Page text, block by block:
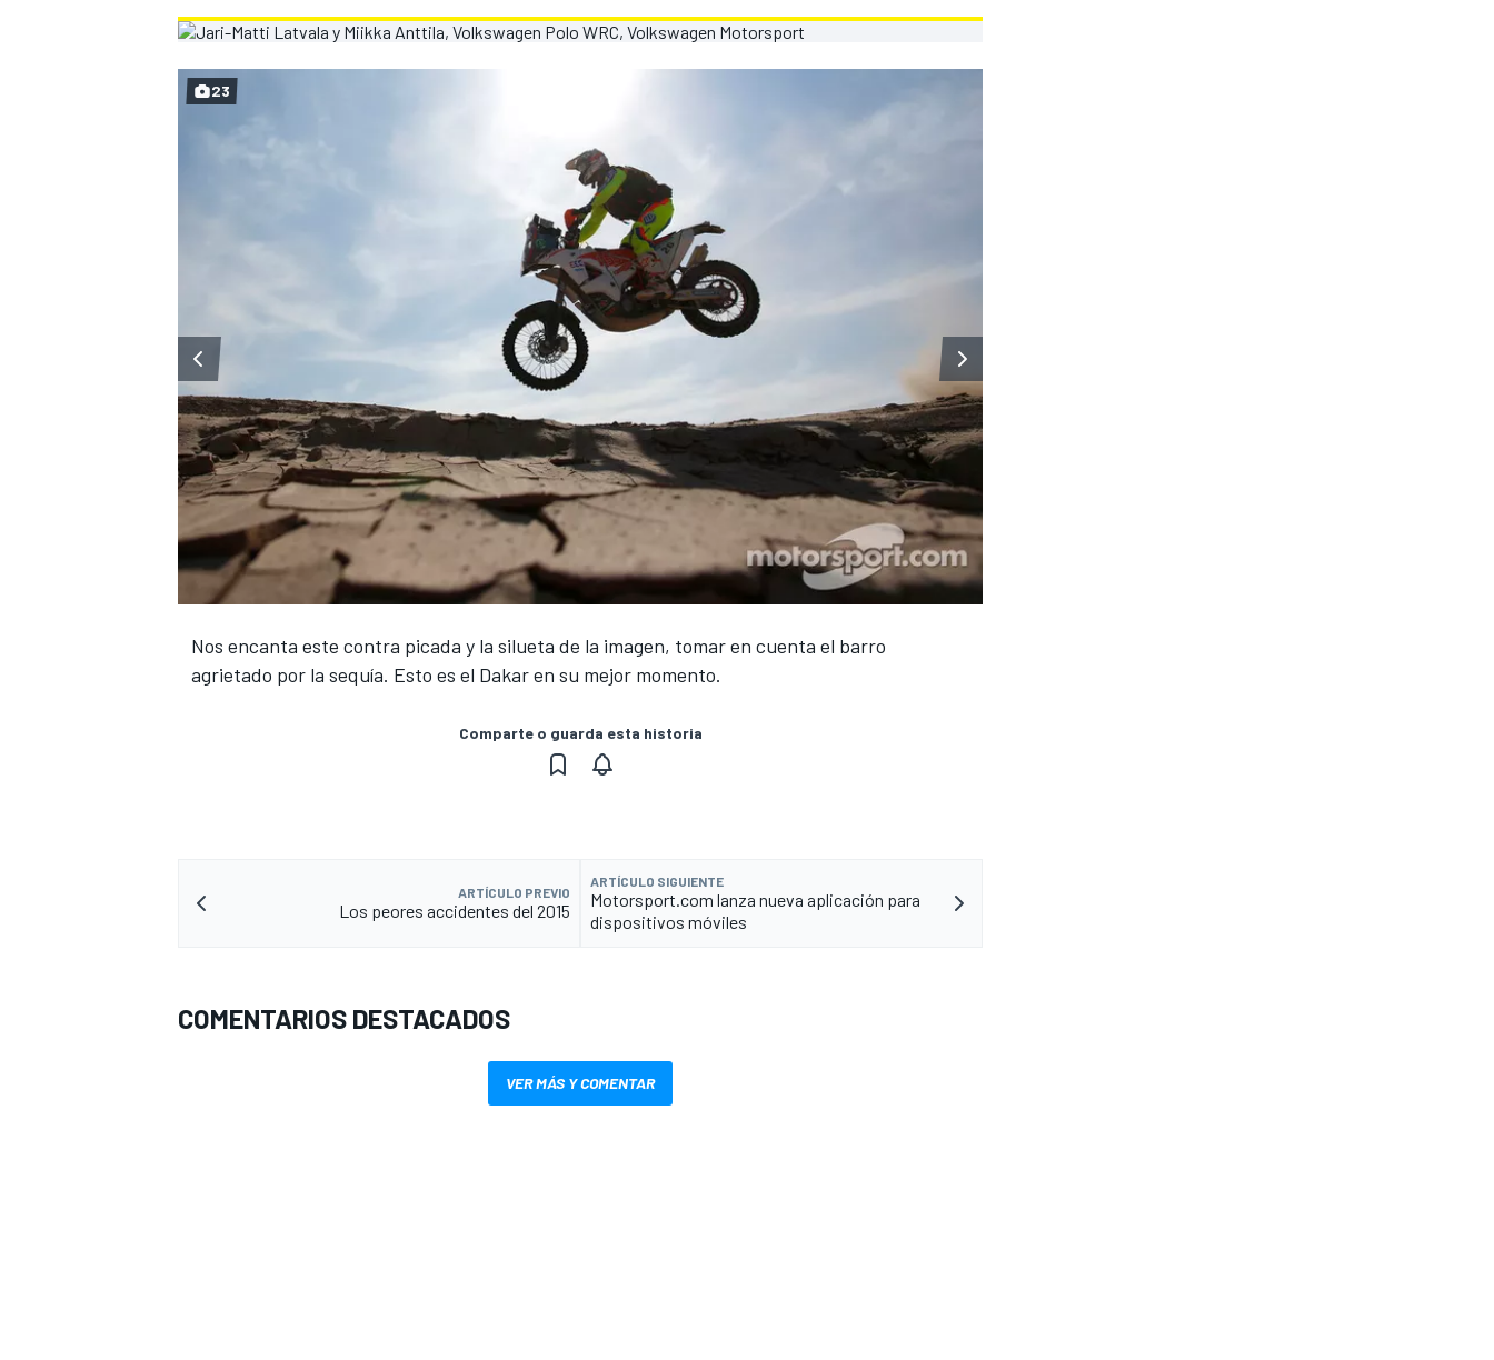
NASCAR CUP
Nos encanta este contra picada y la silueta de la imagen, tomar en cuenta el barro
agrietado por la sequía. Esto es el Dakar en su mejor momento.
23
Comparte o guarda esta historia
ARTÍCULO PREVIO
Los peores accidentes del 2015
ARTÍCULO SIGUIENTE
Motorsport.com lanza nueva aplicación para
dispositivos móviles
COMENTARIOS DESTACADOS
VER MÁS Y COMENTAR